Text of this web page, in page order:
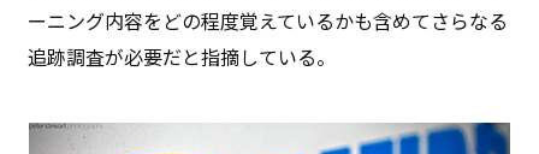
ーニング内容をどの程度覚えているかも含めてさらなる
追跡調査が必要だと指摘している。